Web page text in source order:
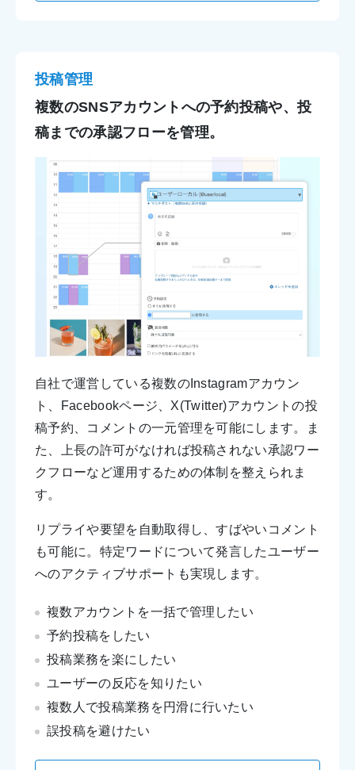
投稿管理
複数のSNSアカウントへの予約投稿や、投
稿までの承認フローを管理。
自社で運営している複数のInstagramアカウン
ト、Facebookページ、X(Twitter)アカウントの投
稿予約、コメントの一元管理を可能にします。ま
た、上長の許可がなければ投稿されない承認ワー
クフローなど運用するための体制を整えられま
す。
リプライや要望を自動取得し、すばやいコメント
も可能に。特定ワードについて発言したユーザー
へのアクティブサポートも実現します。
複数アカウントを一括で管理したい
予約投稿をしたい
投稿業務を楽にしたい
ユーザーの反応を知りたい
複数人で投稿業務を円滑に行いたい
誤投稿を避けたい